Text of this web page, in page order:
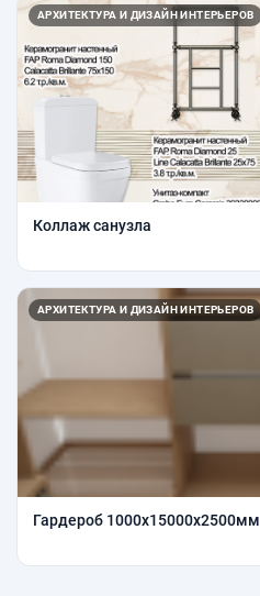
АРХИТЕКТУРА И ДИЗАЙН ИНТЕРЬЕРОВ
Коллаж санузла
АРХИТЕКТУРА И ДИЗАЙН ИНТЕРЬЕРОВ
Гардероб 1000x15000x2500мм